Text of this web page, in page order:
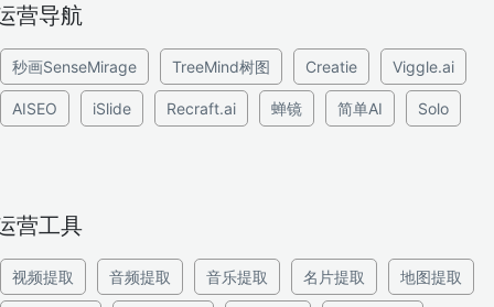
营导航
秒画SenseMirage TreeMind树图 Creatie Viggle.ai
AISEO iSlide Recraft.ai 蝉镜 简单AI Solo
营工具
视频提取 音频提取 音乐提取 名片提取 地图提取